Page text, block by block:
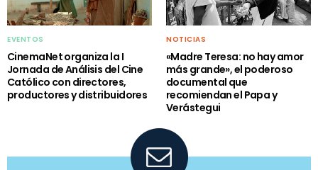
EVENTOS
CinemaNet organiza la I
Jornada de Análisis del Cine
Católico con directores,
productores y distribuidores
NOTICIAS
«Madre Teresa: no hay amor
más grande», el poderoso
documental que
recomiendan el Papa y
Verástegui